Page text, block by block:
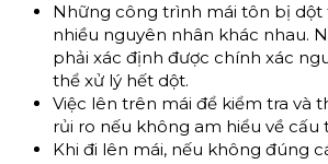
Những công trình mái tôn bị dột
nhiều nguyên nhân khác nhau.
phải xác định được chính xác
thể xử lý hết dột.
Việc lên trên mái để kiểm tra và
rủi ro nếu không am hiểu về cấu
Khi đi lên mái, nếu không đúng